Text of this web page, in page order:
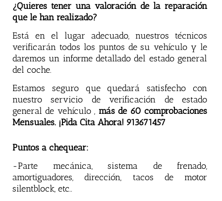
¿Quieres tener una valoración de la reparación
que le han realizado?
Está en el lugar adecuado, nuestros técnicos
verificarán todos los puntos de su vehículo y le
daremos un informe detallado del estado general
del coche.
Estamos seguro que quedará satisfecho con
nuestro servicio de verificación de estado
general de vehículo , más de 60 comprobaciones
Mensuales. ¡Pida Cita Ahora! 913671457
Puntos a chequear:
-Parte mecánica, sistema de frenado,
amortiguadores, dirección, tacos de motor
silentblock, etc..